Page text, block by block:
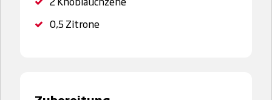
0,5Zitrone